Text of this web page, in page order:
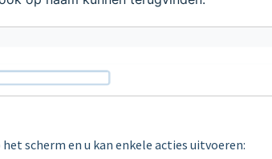
scherm en u kan enkele acties uitvoeren: